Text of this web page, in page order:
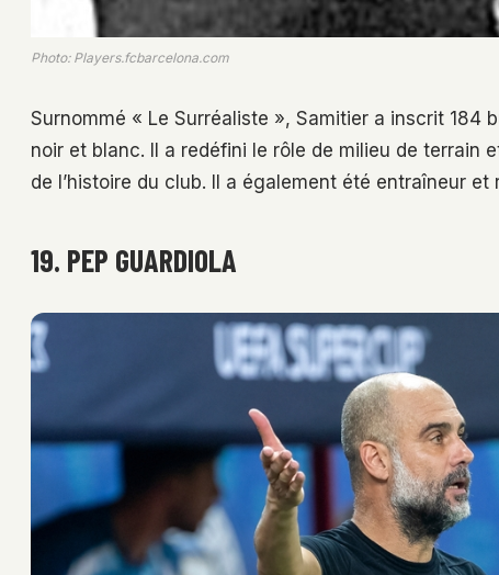
Photo: Players.fcbarcelona.com
Surnommé « Le Surréaliste », Samitier a inscrit 184
noir et blanc. Il a redéfini le rôle de milieu de terrain
de l’histoire du club. Il a également été entraîneur et
19. PEP GUARDIOLA